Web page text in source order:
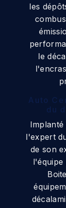
les
le
Auto
du
l'expert
de son
l'équipe